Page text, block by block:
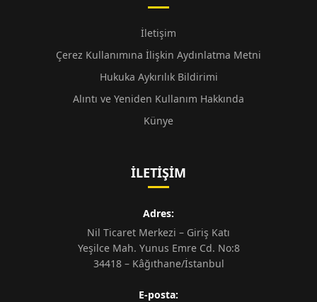
İletişim
Çerez Kullanımına İlişkin Aydınlatma Metni
Hukuka Aykırılık Bildirimi
Alıntı ve Yeniden Kullanım Hakkında
Künye
İLETIŞIM
Adres:
Nil Ticaret Merkezi – Giriş Katı
Yeşilce Mah. Yunus Emre Cd. No:8
34418 – Kâğıthane/İstanbul
E-posta: